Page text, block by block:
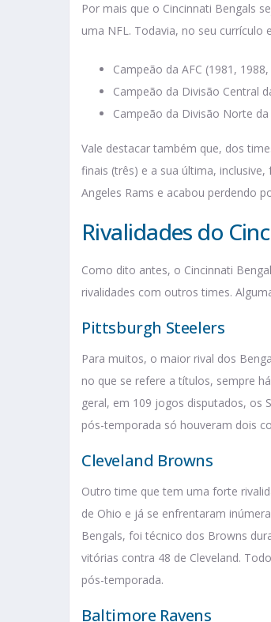
Por mais que o Cincinnati Bengals
uma NFL. Todavia, no seu
Campeão da AFC (1981,
Campeão da Divisão Central
Campeão da Divisão Norte
Vale destacar também que, dos
finais (três) e a sua última,
Angeles Rams e acabou perdendo
Rivalidades do
Como dito antes, o Cincinnati
rivalidades com outros times.
Pittsburgh Steelers
Para muitos, o maior rival dos
no que se refere a títulos, sempre
geral, em 109 jogos disputados, os
pós-temporada só houveram dois
Cleveland Browns
Outro time que tem uma forte
de Ohio e já se enfrentaram
Bengals, foi técnico dos Browns
vitórias contra 48 de Cleveland.
pós-temporada.
Baltimore Ravens